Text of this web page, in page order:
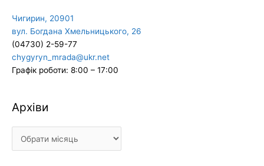
Чигирин, 20901
вул. Богдана Хмельницького, 26
(04730) 2-59-77
chygyryn_mrada@ukr.net
Графік роботи: 8:00 – 17:00
Архіви
Архіви